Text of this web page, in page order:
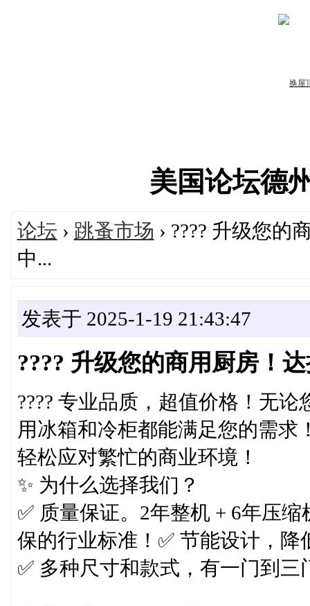
美国论坛德
论坛 › 跳蚤市场 › ???? 升级您
中...
发表于 2025-1-19 21:43:47
???? 升级您的商用厨房！
???? 专业品质，超值价格！无
用冰箱和冷柜都能满足您的需求
轻松应对繁忙的商业环境！
✨ 为什么选择我们？
✅ 质量保证。2年整机 + 6年压
保的行业标准！✅ 节能设计，降
✅ 多种尺寸和款式，有一门到